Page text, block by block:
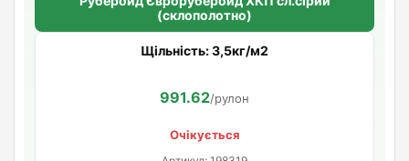
(склополотно)
Щільність: 3,5кг/м2
991.62/рулон
Очікується